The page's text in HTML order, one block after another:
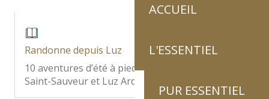
ACCUEIL
L'ESSENTIEL
PUR ESSENTIEL
Randonne depuis Luz
10 aventures d’été à pied au départ de Luz-
Saint-Sauveur et Luz Ardiden